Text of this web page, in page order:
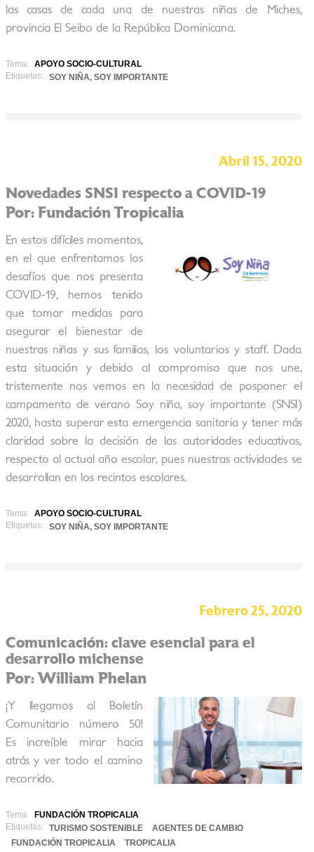
las casas de cada una de nuestras niñas de Miches,
provincia El Seibo de la República Dominicana.
Tema:
APOYO SOCIO-CULTURAL
Etiquetas:
SOY NIÑA, SOY IMPORTANTE
Abril 15, 2020
Novedades SNSI respecto a COVID-19
Por: Fundación Tropicalia
En estos difíciles momentos,
en el que enfrentamos los
desafíos que nos presenta
COVID-19, hemos tenido
que tomar medidas para
asegurar el bienestar de
nuestras niñas y sus familias, los voluntarios y staff. Dada
esta situación y debido al compromiso que nos une,
tristemente nos vemos en la necesidad de posponer el
campamento de verano Soy niña, soy importante (SNSI)
2020, hasta superar esta emergencia sanitaria y tener más
claridad sobre la decisión de las autoridades educativas,
respecto al actual año escolar, pues nuestras actividades se
desarrollan en los recintos escolares.
Tema:
APOYO SOCIO-CULTURAL
Etiquetas:
SOY NIÑA, SOY IMPORTANTE
Febrero 25, 2020
Comunicación: clave esencial para el
desarrollo michense
Por: William Phelan
¡Y llegamos al Boletín
Comunitario número 50!
Es increíble mirar hacia
atrás y ver todo el camino
recorrido.
Tema:
FUNDACIÓN TROPICALIA
Etiquetas:
TURISMO SOSTENIBLE
AGENTES DE CAMBIO
FUNDACIÓN TROPICALIA
TROPICALIA